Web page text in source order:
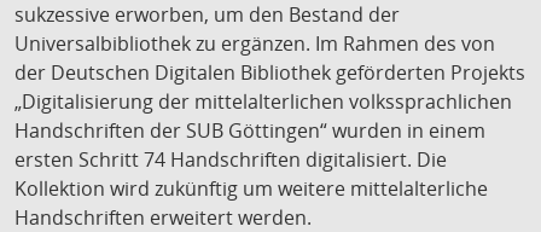
sukzessive erworben, um den Bestand der
Universalbibliothek zu ergänzen. Im Rahmen des von
der Deutschen Digitalen Bibliothek geförderten Projekts
„Digitalisierung der mittelalterlichen volkssprachlichen
Handschriften der SUB Göttingen“ wurden in einem
ersten Schritt 74 Handschriften digitalisiert. Die
Kollektion wird zukünftig um weitere mittelalterliche
Handschriften erweitert werden.